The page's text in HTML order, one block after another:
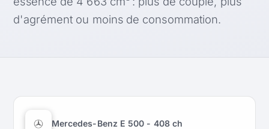
d'agrément ou moins de consommation.
Mercedes-Benz E 500 - 408 ch